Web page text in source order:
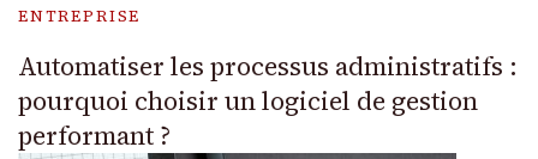
ENTREPRISE
Automatiser les processus administratifs :
pourquoi choisir un logiciel de gestion
performant ?